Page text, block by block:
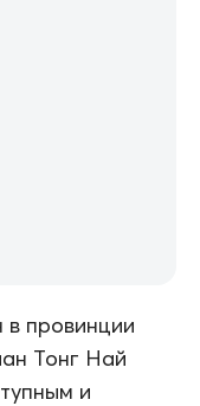
провинции
Тонг Най
и